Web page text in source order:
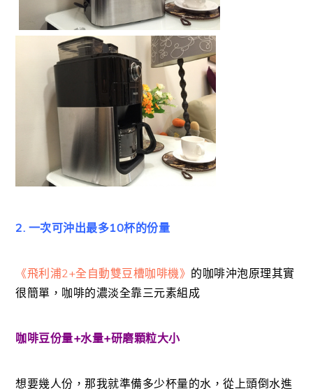
2. 一次可沖出最多10杯的份量
《飛利浦2+全自動雙豆槽咖啡機》 的咖啡沖泡原理其實
很簡單，咖啡的濃淡全靠三元素組成
咖啡豆份量+水量+研磨顆粒大小
想要幾人份，那我就準備多少杯量的水，從上頭倒水進